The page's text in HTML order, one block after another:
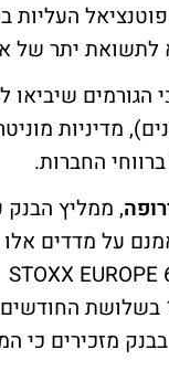
לתשואת יתר של
הגורמים
מדיניות
החברות.
, ממליץ הבנק
הפוטסי 250.